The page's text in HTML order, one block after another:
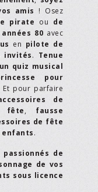
amis ! Osez
pirate ou de
80 avec
en pilote de
invités. Tenue
un quiz musical
pour
Et pour parfaire
de
fête, fausse
de fête
enfants.
passionnés de
de vos
sous licence